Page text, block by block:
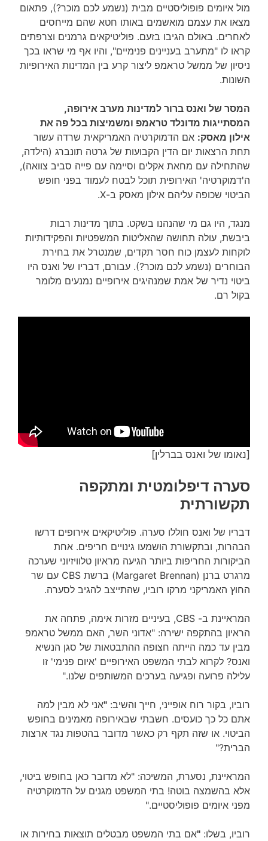
מול איומים פופוליסטיים מבית (נשמע לכם מוכר?), פתאום
מצאו את עצמם מואשמים באותו חטא שהם מייחסים
לאחרים. באולם הגיבו בזעם. פוליטיקאים גרמנים וצרפתים
קראו לו "מתערב בעניינים פנימיים", והיו אף מי שראו בכך
ניסיון של ממשל טראמפ ליצור קרע בין המדינות האירופיות
השונות.
המסר של ואנס ברור למדינות מערב אירופה,
המסתייגות מדונלד טראמפ ומשמיצות בכל פה את
אילון מאסק: אם הדמוקרטיה האמריקאית שרדה עשור
תחת הרצאות יום הדין הקבועות של גרטה תונברג (הילדה,
שהתחילה עם מחאת אקלים וסיימה עם פייה סביב צוואה),
ה'דמוקרטיה' האירופית תוכל לבטח לעמוד בפני חופש
הביטוי שכופה עליהם אילון מאסק ב-X.
מנגד, היו גם מי שהנהנו בשקט. בתוך מדינות רבות
ביבשת, עולה תחושה שהאליטות המשפטיות והפקידותיות
לוקחות לעצמן כוח חסר תקדים, שמנטרל את בחירת
הבוחרים (נשמע לכם מוכר?). עבורם, דבריו של ואנס היו
ביטוי נדיר של אמת שמנהיגים אירופיים נמנעים מלומר
בקול רם.
[נאומו של ואנס בברלין]
סערה דיפלומטית ומתקפה
תקשורתית
דבריו של ואנס חוללו סערה. פוליטיקאים אירופים דרשו
הבהרות, ובתקשורת הושמעו גינויים חריפים. אחת
הביקורות החריפות ביותר הגיעה מראיון טלוויזיוני שערכה
מרגרט ברנן (Margaret Brennan) ברשת CBS עם שר
החוץ האמריקני מרקו רוביו, שהתייצב להגיב לסערה.
המראיינת ב- CBS, בעיניים מזרות אימה, פתחה את
הראיון בהתקפה ישירה: "אדוני השר, האם ממשל טראמפ
מבין עד כמה הייתה חצופה ההתבטאות של סגן הנשיא
ואנס? לקרוא לבתי המשפט האירופיים 'איום פנימי' זו
עלילה פרועה ופגיעה בערכים המשותפים שלנו."
רוביו, בקור רוח אופייני, חייך והשיב: "אני לא מבין למה
אתם כל כך כועסים. חשבתי שבאירופה מאמינים בחופש
הביטוי. או שזה תקף רק כאשר מדובר בהטפות נגד ארצות
הברית?"
המראיינת, נסערת, המשיכה: "לא מדובר כאן בחופש ביטוי,
אלא בהשמצה בוטה! בתי המשפט מגנים על הדמוקרטיה
מפני איומים פופוליסטיים."
רוביו, בשלו: "אם בתי המשפט מבטלים תוצאות בחירות או